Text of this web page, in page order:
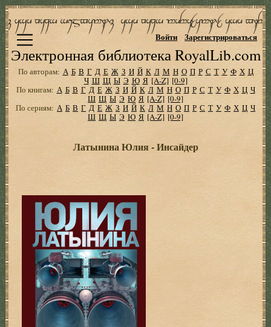
Электронная библиотека RoyalLib.com
Войти Зарегистрироваться
По авторам: А Б В Г Д Е Ж З И Й К Л М Н О П Р С Т У Ф Х Ц
Ч Ш Щ Ы Э Ю Я [A-Z] [0-9]
По книгам: А Б В Г Д Е Ж З И Й К Л М Н О П Р С Т У Ф Х Ц Ч
Ш Щ Ы Э Ю Я [A-Z] [0-9]
По сериям: А Б В Г Д Е Ж З И Й К Л М Н О П Р С Т У Ф Х Ц Ч
Ш Щ Ы Э Ю Я [A-Z] [0-9]
Латынина Юлия - Инсайдер